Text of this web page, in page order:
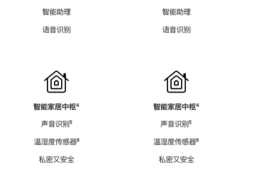
智能助理
语音识别
智能家居中枢脚
⁴
声音识别脚
⁵
温湿度传感器脚
⁶
私密又安全
智能助理
语音识别
智能家居中枢脚
⁴
声音识别脚
⁵
温湿度传感器脚
⁶
私密又安全